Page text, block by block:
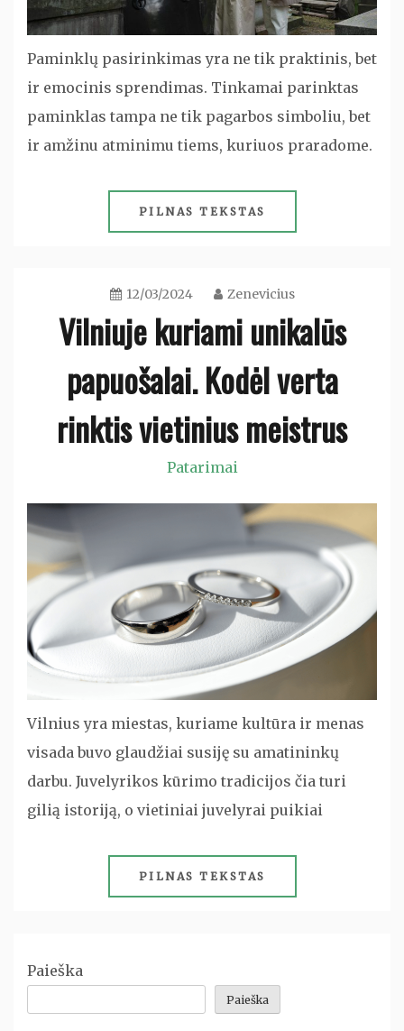
Paminklų pasirinkimas yra ne tik praktinis, bet
ir emocinis sprendimas. Tinkamai parinktas
paminklas tampa ne tik pagarbos simboliu, bet
ir amžinu atminimu tiems, kuriuos praradome.
PILNAS TEKSTAS
12/03/2024 Zenevicius
Vilniuje kuriami unikalūs
papuošalai. Kodėl verta
rinktis vietinius meistrus
Patarimai
Vilnius yra miestas, kuriame kultūra ir menas
visada buvo glaudžiai susiję su amatininkų
darbu. Juvelyrikos kūrimo tradicijos čia turi
gilią istoriją, o vietiniai juvelyrai puikiai
PILNAS TEKSTAS
Paieška
Paieška